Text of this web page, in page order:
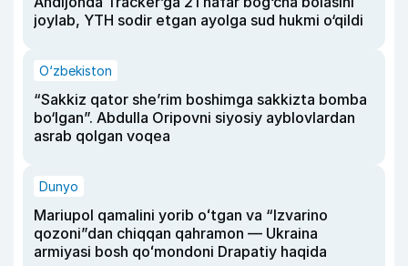
joylab, YTH sodir etgan ayolga sud hukmi o‘qildi
O‘zbekiston
“Sakkiz qator she’rim boshimga sakkizta bomba
bo‘lgan”. Abdulla Oripovni siyosiy ayblovlardan
asrab qolgan voqea
Dunyo
Mariupol qamalini yorib oʻtgan va “Izvarino
qozoni”dan chiqqan qahramon — Ukraina
armiyasi bosh qoʻmondoni Drapatiy haqida